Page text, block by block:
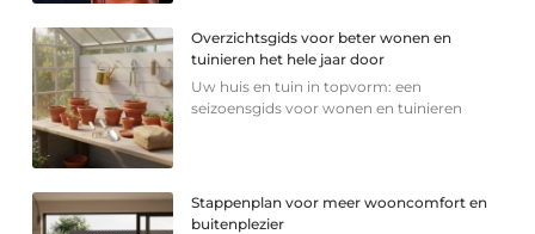
Overzichtsgids voor beter wonen en
tuinieren het hele jaar door
Uw huis en tuin in topvorm: een
seizoensgids voor wonen en tuinieren
Stappenplan voor meer wooncomfort en
buitenplezier